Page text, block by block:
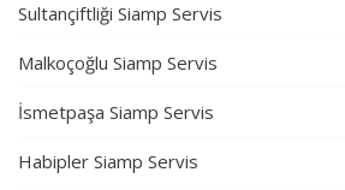
Sultançiftliği Siamp Servis
Malkoçoğlu Siamp Servis
İsmetpaşa Siamp Servis
Habipler Siamp Servis